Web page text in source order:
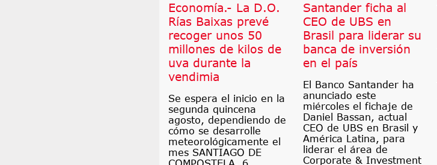
Economía.- La D.O.
Rías Baixas prevé
recoger unos 50
millones de kilos de
uva durante la
vendimia
Se espera el inicio en la
segunda quincena
agosto, dependiendo de
cómo se desarrolle
meteorológicamente el
mes SANTIAGO DE
Santander ficha al
CEO de UBS en
Brasil para liderar su
banca de inversión
en el país
El Banco Santander ha
anunciado este
miércoles el fichaje de
Daniel Bassan, actual
CEO de UBS en Brasil y
América Latina, para
liderar el área de
Corporate & Investment